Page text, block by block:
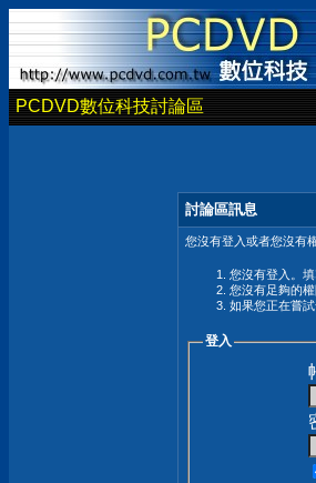
PCDVD數位科技討論區
討論區訊息
您沒有登入或者您沒有
您沒有登入。
您沒有足夠的
如果您正在嘗
登入